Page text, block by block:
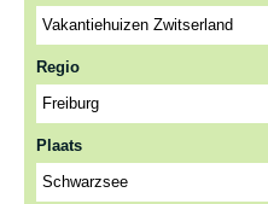
Regio
Plaats